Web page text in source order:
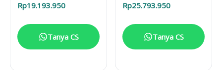
Rp19.193.950
Tanya CS
Rp25.793.950
Tanya CS